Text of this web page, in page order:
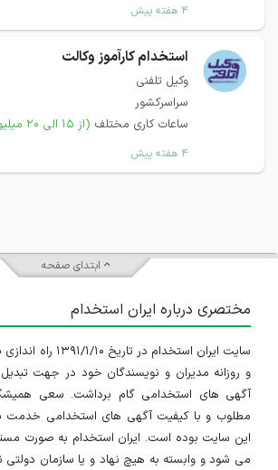
۴ هفته پیش
استخدام کارآموز وکالت
وکیل تلفنی
سراسرکشور
ساعات کاری مختلف (از ۱۵ الی ۲۰ میلیون)
۴ هفته پیش
ابتدای صفحه
مختصری درباره ایران استخدام
سایت ایران استخدام
و روزانه مدیران و نویسندگان خود در جهت
آگهی های استخدامی گام برداشت. سعی
مطلوب و با کیفیت آگهی های استخدامی خدمت
این سایت بوده است. ایران استخدام به صورت
می شود و وابسته به هیچ نهاد و یا سازمان